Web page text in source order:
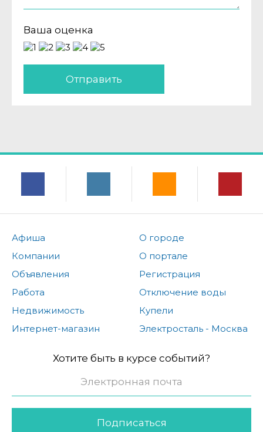
Ваша оценка
Отправить
Афиша
Компании
Объявления
Работа
Недвижимость
Интернет-магазин
О городе
О портале
Регистрация
Отключение воды
Купели
Электросталь - Москва
Хотите быть в курсе событий?
Подписаться